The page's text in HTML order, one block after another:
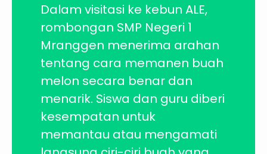
Dalam visitasi ke kebun ALE,
rombongan SMP Negeri 1
Mranggen menerima arahan
tentang cara memanen buah
melon secara benar dan
menarik. Siswa dan guru diberi
kesempatan untuk
memantau atau mengamati